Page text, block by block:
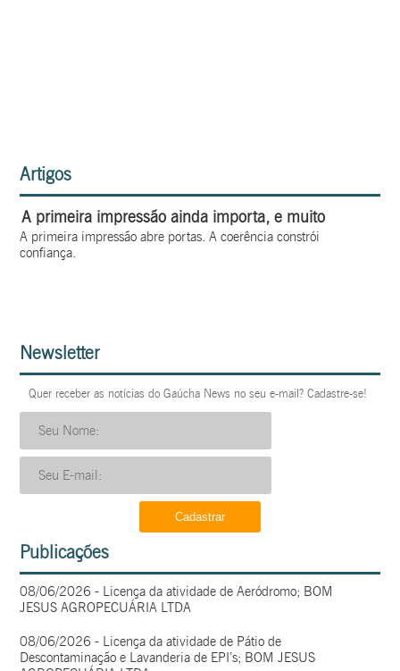
Artigos
A primeira impressão ainda importa, e muito
A primeira impressão abre portas. A coerência constrói
confiança.
Newsletter
Quer receber as notícias do Gaúcha News no seu e-mail? Cadastre-se!
Publicações
08/06/2026 - Licença da atividade de Aeródromo; BOM
JESUS AGROPECUÁRIA LTDA
08/06/2026 - Licença da atividade de Pátio de
Descontaminação e Lavanderia de EPI’s; BOM JESUS